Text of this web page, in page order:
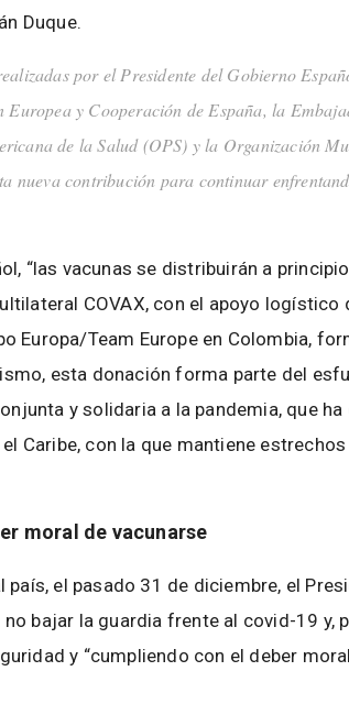
Duque.
por el Presidente del Gobierno
y Cooperación de España, la
de la Salud (OPS) y la Organización
nueva contribución para continuar
“las vacunas se distribuirán a
COVAX, con el apoyo logístico
Europa/Team Europe en Colombia,
esta donación forma parte del
y solidaria a la pandemia, que ha
Caribe, con la que mantiene
moral de vacunarse
el pasado 31 de diciembre, el
bajar la guardia frente al covid-19 y,
y “cumpliendo con el deber